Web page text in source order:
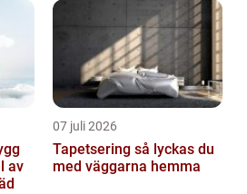
av
07 juli 2026
Tapetsering så lyckas du
med väggarna hemma